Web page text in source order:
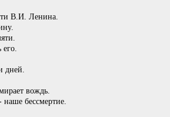
В.И. Ленина.
дней.
вождь.
бессмертие.